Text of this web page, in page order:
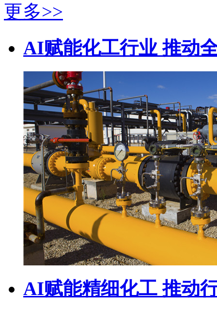
更多>>
AI赋能化工行业 推动
AI赋能精细化工 推动